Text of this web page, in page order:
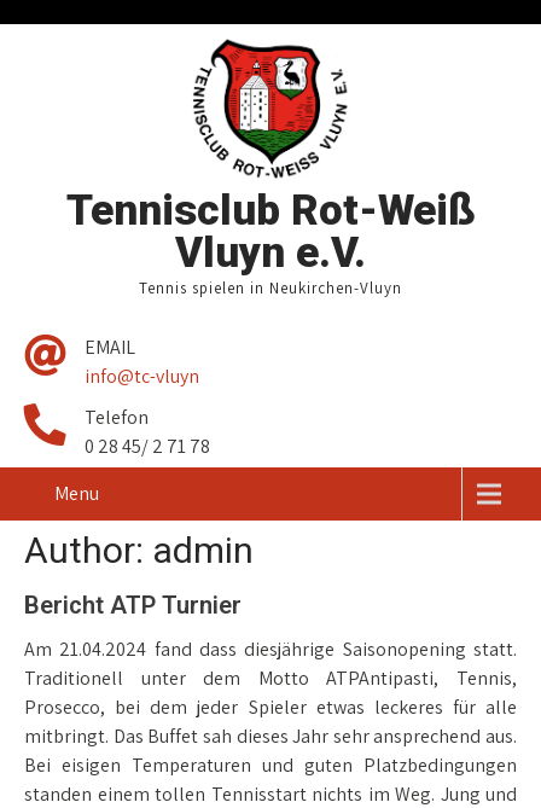
Tennisclub Rot-Weiß
Vluyn e.V.
Tennis spielen in Neukirchen-Vluyn
EMAIL
info@tc-vluyn
Telefon
0 28 45/ 2 71 78
Menu
Author: admin
Bericht ATP Turnier
Am 21.04.2024 fand dass diesjährige Saisonopening statt.
Traditionell unter dem Motto ATPAntipasti, Tennis,
Prosecco, bei dem jeder Spieler etwas leckeres für alle
mitbringt. Das Buffet sah dieses Jahr sehr ansprechend aus.
Bei eisigen Temperaturen und guten Platzbedingungen
standen einem tollen Tennisstart nichts im Weg. Jung und